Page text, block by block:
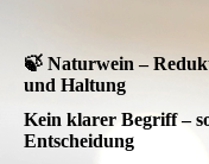
🍃 Naturwein –
und Haltung
Kein klarer Begriff –
Entscheidung